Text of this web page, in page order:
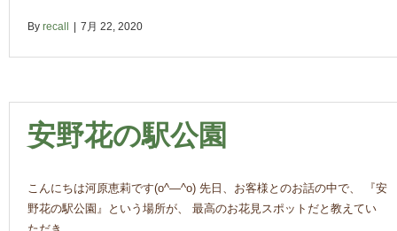
By recall 7月 22, 2020
安野花の駅公園
こんにちは河原恵莉です(o^―^o) 先日、お客様とのお話の中で、 『安
野花の駅公園』という場所が、 最高のお花見スポットだと教えてい